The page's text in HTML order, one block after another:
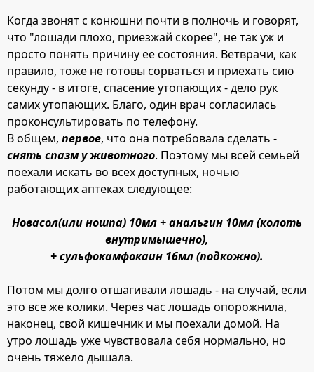
Когда звонят с конюшни почти в полночь и говорят,
что "лошади плохо, приезжай скорее", не так уж и
просто понять причину ее состояния. Ветврачи, как
правило, тоже не готовы сорваться и приехать сию
секунду - в итоге, спасение утопающих - дело рук
самих утопающих. Благо, один врач согласилась
проконсультировать по телефону.
В общем, первое, что она потребовала сделать -
снять спазм у животного. Поэтому мы всей семьей
поехали искать во всех доступных, ночью
работающих аптеках следующее:
Новасол(или ношпа) 10мл + анальгин 10мл (колоть
внутримышечно),
+ сульфокамфокаин 16мл (подкожно).
Потом мы долго отшагивали лошадь - на случай, если
это все же колики. Через час лошадь опорожнила,
наконец, свой кишечник и мы поехали домой. На
утро лошадь уже чувствовала себя нормально, но
очень тяжело дышала.